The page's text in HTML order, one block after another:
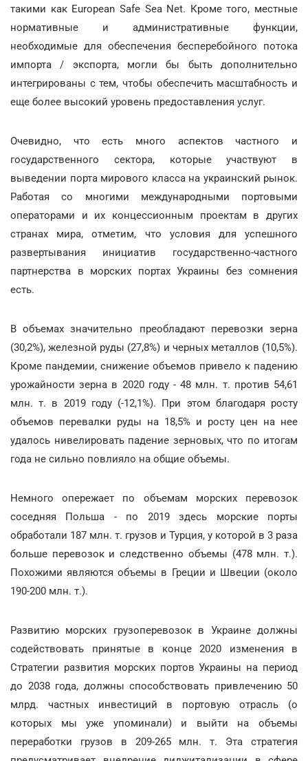
такими как European Safe Sea Net. Кроме того, местные
нормативные и административные функции,
необходимые для обеспечения бесперебойного потока
импорта / экспорта, могли бы быть дополнительно
интегрированы с тем, чтобы обеспечить масштабность и
еще более высокий уровень предоставления услуг.
Очевидно, что есть много аспектов частного и
государственного сектора, которые участвуют в
выведении порта мирового класса на украинский рынок.
Работая со многими международными портовыми
операторами и их концессионным проектам в других
странах мира, отметим, что условия для успешного
развертывания инициатив государственно-частного
партнерства в морских портах Украины без сомнения
есть.
В объемах значительно преобладают перевозки зерна
(30,2%), железной руды (27,8%) и черных металлов (10,5%).
Кроме пандемии, снижение объемов привело к падению
урожайности зерна в 2020 году - 48 млн. т. против 54,61
млн. т. в 2019 году (-12,1%). При этом благодаря росту
объемов перевалки руды на 18,5% и росту цен на нее
удалось нивелировать падение зерновых, что по итогам
года не сильно повлияло на общие объемы.
Немного опережает по объемам морских перевозок
соседняя Польша - по 2019 здесь морские порты
обработали 187 млн. т. грузов и Турция, у которой в 3 раза
больше перевозок и следственно объемы (478 млн. т.).
Похожими являются объемы в Греции и Швеции (около
190-200 млн. т.).
Развитию морских грузоперевозок в Украине должны
содействовать принятые в конце 2020 изменения в
Стратегии развития морских портов Украины на период
до 2038 года, должны способствовать привлечению 50
млрд. частных инвестиций в портовую отрасль (о
которых мы уже упоминали) и выйти на объемы
переработки грузов в 209-265 млн. т. Эта стратегия